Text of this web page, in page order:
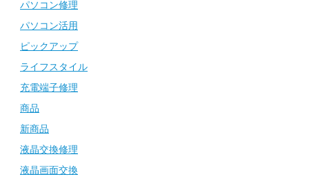
パソコン修理
パソコン活用
ピックアップ
ライフスタイル
充電端子修理
商品
新商品
液晶交換修理
液晶画面交換